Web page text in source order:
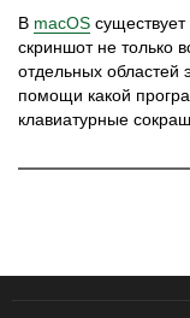
В macOS
скриншот не только
отдельных областей
помощи какой
клавиатурные